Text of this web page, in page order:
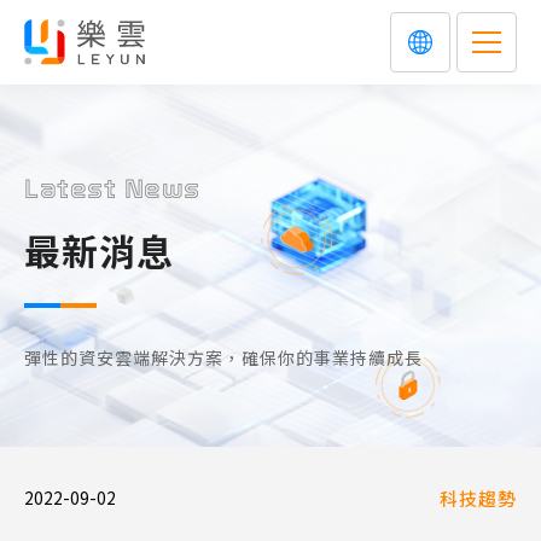
Latest News
最新消息
彈性的資安雲端解決方案，確保你的事業持續成長
2022-09-02 科技趨勢